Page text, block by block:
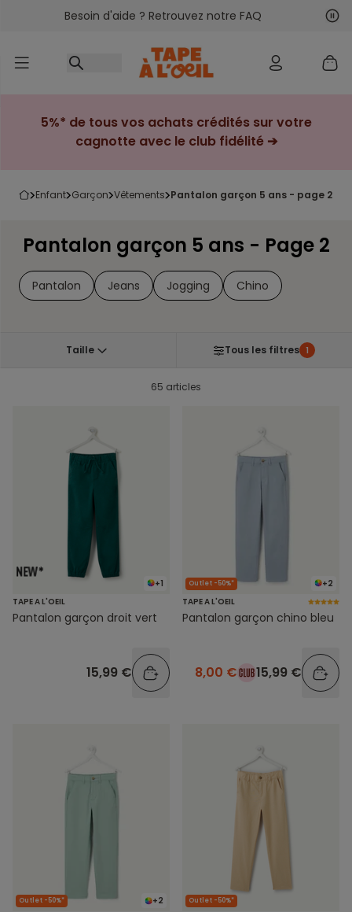
Accéder au contenu
Besoin d'aide ? Retrouvez notre FAQ
5%* de tous vos achats crédités sur votre
cagnotte avec le club fidélité ➔
enfant garçon vêtements pantalon garçon 5 ans - page 2
Pantalon garçon 5 ans - Page 2
Pantalon Jeans Jogging Chino
Taille Tous les filtres 1
65 articles
+1
TAPE A L'OEIL
Pantalon garçon droit vert
15,99 €
+2
Outlet -50%*
TAPE A L'OEIL
Pantalon garçon chino bleu
8,00 € 15,99 €
+2
Outlet -50%* Outlet -50%*